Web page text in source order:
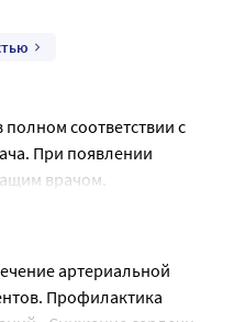
соответствии с
При появлении
врачом.
давления
рекомендовать
таблетки 40 мг) или,
артериальной
Профилактика